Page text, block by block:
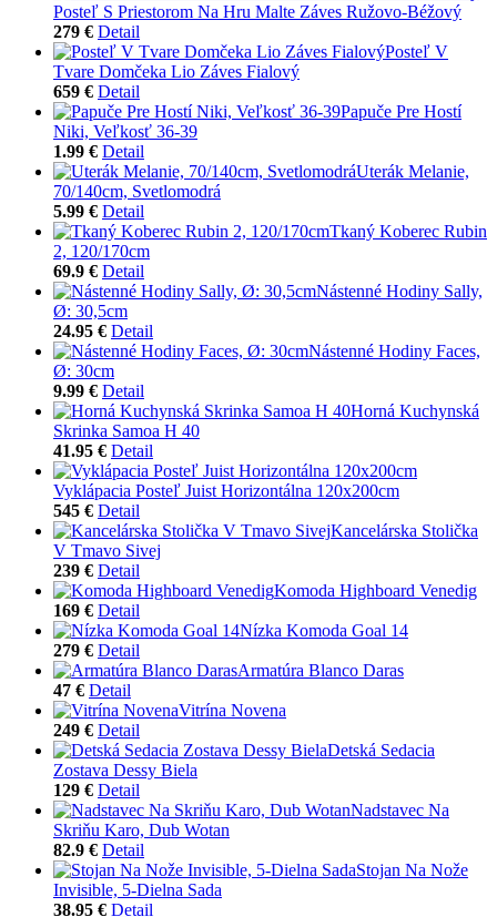
Posteľ S Priestorom Na Hru Malte Záves Ružovo-Béžový
279 € Detail
Posteľ V
Tvare Domčeka Lio Záves Fialový
659 € Detail
Papuče Pre Hostí
Niki, Veľkosť 36-39
1.99 € Detail
Uterák Melanie,
70/140cm, Svetlomodrá
5.99 € Detail
Tkaný Koberec Rubin
2, 120/170cm
69.9 € Detail
Nástenné Hodiny Sally,
Ø: 30,5cm
24.95 € Detail
Nástenné Hodiny Faces,
Ø: 30cm
9.99 € Detail
Horná Kuchynská
Skrinka Samoa H 40
41.95 € Detail
Vyklápacia Posteľ Juist Horizontálna 120x200cm
545 € Detail
Kancelárska Stolička
V Tmavo Sivej
239 € Detail
Komoda Highboard Venedig
169 € Detail
Nízka Komoda Goal 14
279 € Detail
Armatúra Blanco Daras
47 € Detail
Vitrína Novena
249 € Detail
Detská Sedacia
Zostava Dessy Biela
129 € Detail
Nadstavec Na
Skriňu Karo, Dub Wotan
82.9 € Detail
Stojan Na Nože
Invisible, 5-Dielna Sada
38.95 € Detail